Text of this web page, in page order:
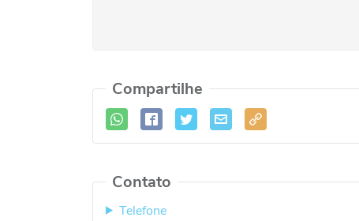
Compartilhe
Contato
Telefone